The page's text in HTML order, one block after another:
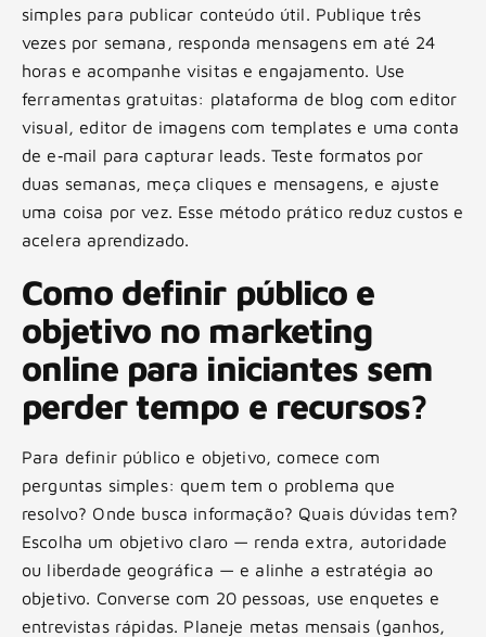
simples para publicar conteúdo útil. Publique três
vezes por semana, responda mensagens em até 24
horas e acompanhe visitas e engajamento. Use
ferramentas gratuitas: plataforma de blog com editor
visual, editor de imagens com templates e uma conta
de e‑mail para capturar leads. Teste formatos por
duas semanas, meça cliques e mensagens, e ajuste
uma coisa por vez. Esse método prático reduz custos e
acelera aprendizado.
Como definir público e
objetivo no marketing
online para iniciantes sem
perder tempo e recursos?
Para definir público e objetivo, comece com
perguntas simples: quem tem o problema que
resolvo? Onde busca informação? Quais dúvidas tem?
Escolha um objetivo claro — renda extra, autoridade
ou liberdade geográfica — e alinhe a estratégia ao
objetivo. Converse com 20 pessoas, use enquetes e
entrevistas rápidas. Planeje metas mensais (ganhos,